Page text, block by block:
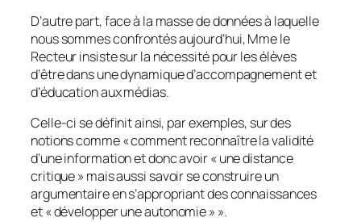
D’autre part, face à la masse de données à laquelle
nous sommes confrontés aujourd’hui, Mme le
Recteur insiste sur la nécessité pour les élèves
d’être dans une dynamique d’accompagnement et
d’éducation aux médias.
Celle-ci se définit ainsi, par exemples, sur des
notions comme « comment reconnaître la validité
d’une information et donc avoir «une distance
critique» mais aussi savoir se construire un
argumentaire en s’appropriant des connaissances
et «développer une autonomie» ».